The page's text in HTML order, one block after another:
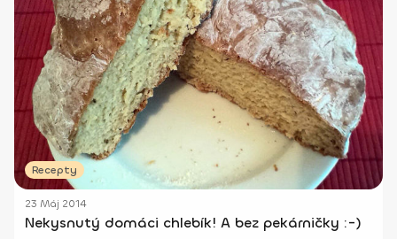
Recepty
23 Máj 2014
Nekysnutý domáci chlebík! A bez pekárničky :-)